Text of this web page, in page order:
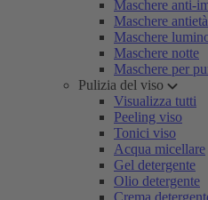
Maschere anti-
Maschere antietà
Maschere
Maschere notte
Maschere per
Pulizia del viso
Visualizza tutti
Peeling viso
Tonici viso
Acqua micellare
Gel detergente
Olio detergente
Crema